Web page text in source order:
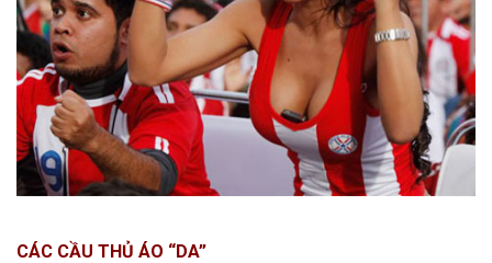
CÁC CẦU THỦ ÁO “DA”